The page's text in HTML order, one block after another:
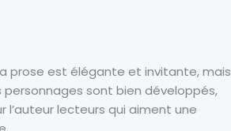
prose est élégante et invitante, mais
sont bien développés,
l’auteur lecteurs qui aiment une